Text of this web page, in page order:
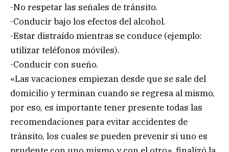
-No respetar las señales de tránsito.
-Conducir bajo los efectos del alcohol.
-Estar distraído mientras se conduce (ejemplo:
utilizar teléfonos móviles).
-Conducir con sueño.
«Las vacaciones empiezan desde que se sale del
domicilio y terminan cuando se regresa al mismo,
por eso, es importante tener presente todas las
recomendaciones para evitar accidentes de
tránsito, los cuales se pueden prevenir si uno es